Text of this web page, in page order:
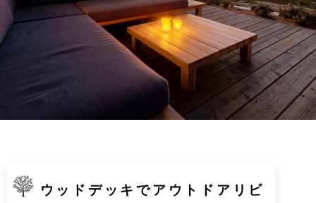
ホーム
HOME
エクステリアへのこだわり
COMMITMENT
参考価格
REFERENCE PRICE
施工実績
お問い合わせ
CONTACT
ブログ
BLOG
ウッドデッキでアウトドアリビ